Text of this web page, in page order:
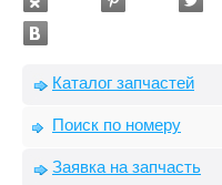
Каталог запчастей
Поиск по номеру
Заявка на запчасть